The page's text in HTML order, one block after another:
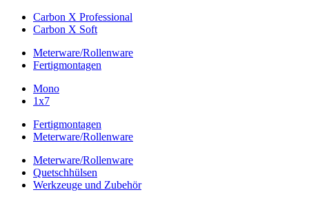
Carbon X Professional
Carbon X Soft
Meterware/Rollenware
Fertigmontagen
Mono
1x7
Fertigmontagen
Meterware/Rollenware
Meterware/Rollenware
Quetschhülsen
Werkzeuge und Zubehör